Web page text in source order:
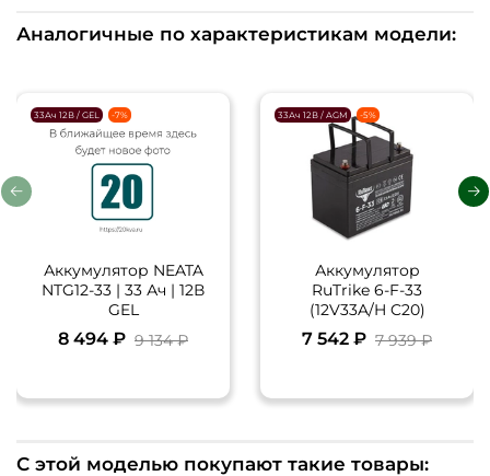
Аналогичные по характеристикам модели:
33Ач 12В / GEL -7%
Аккумулятор NEATA
NTG12-33 | 33 Ач | 12В
GEL
8 494 ₽ 9 134 ₽
33Ач 12В / AGM -5%
Аккумулятор
RuTrike 6-F-33
(12V33A/H C20)
7 542 ₽ 7 939 ₽
С этой моделью покупают такие товары: